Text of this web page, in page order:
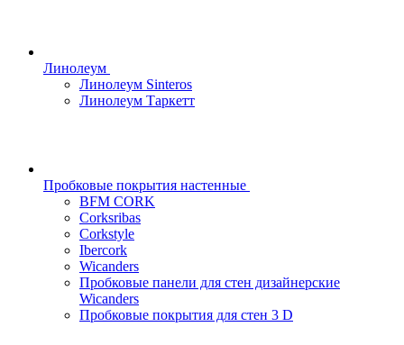
Линолеум
Линолеум Sinteros
Линолеум Таркетт
Пробковые покрытия настенные
BFM CORK
Corksribas
Corkstyle
Ibercork
Wicanders
Пробковые панели для стен дизайнерские
Wicanders
Пробковые покрытия для стен 3 D